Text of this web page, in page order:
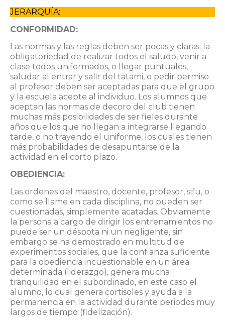
JERARQUÍA:
CONFORMIDAD:
Las normas y las reglas deben ser pocas y claras: la
obligatoriedad de realizar todos el saludo, venir a
clase todos uniformados, o llegar puntuales,
saludar al entrar y salir del tatami, o pedir permiso
al profesor deben ser aceptadas para que el grupo
y la escuela acepte al individuo. Los alumnos que
aceptan las normas de decoro del club tienen
muchas más posibilidades de ser fieles durante
años que los que no llegan a integrarse llegando
tarde, o no trayendo el uniforme, los cuales tienen
más probabilidades de desapuntarse de la
actividad en el corto plazo.
OBEDIENCIA:
Las ordenes del maestro, docente, profesor, sifu, o
como se llame en cada disciplina, no pueden ser
cuestionadas, simplemente acatadas. Obviamente
la persona a cargo de dirigir los entrenamientos no
puede ser un déspota ni un negligente, sin
embargo se ha demostrado en multitud de
experimentos sociales, que la confianza suficiente
para la obediencia incuestionable en un área
determinada (liderazgo), genera mucha
tranquilidad en el subordinado, en este caso el
alumno, lo cual genera cortisoles y ayuda a la
permanencia en la actividad durante periodos muy
largos de tiempo (fidelización).